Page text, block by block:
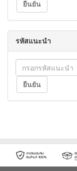
รหัสแนะนำ